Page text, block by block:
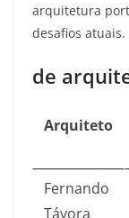
arquitetura
desafios atuais.​
de
Arquiteto
Fernando
Távora